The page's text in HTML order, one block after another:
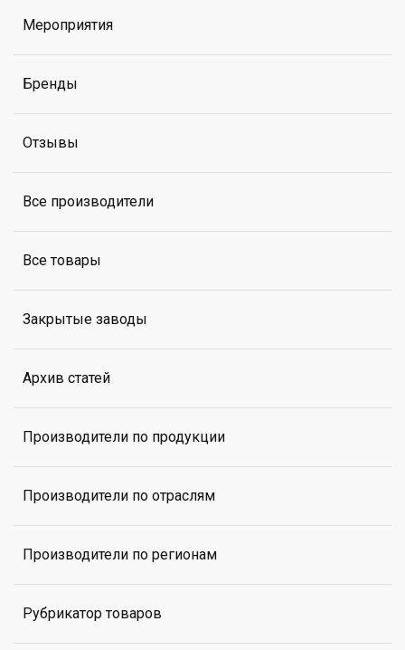
Мероприятия
Бренды
Отзывы
Все производители
Все товары
Закрытые заводы
Архив статей
Производители по продукции
Производители по отраслям
Производители по регионам
Рубрикатор товаров